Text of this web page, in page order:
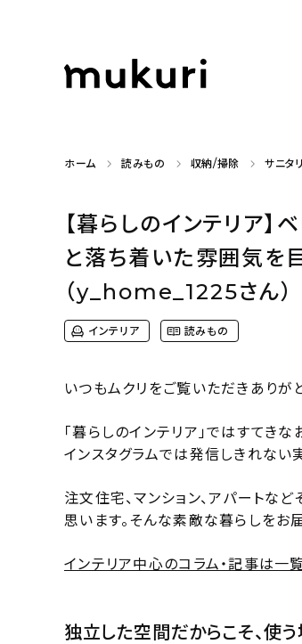
ホーム 読みもの 収納/掃除 サニタ
【暮らしのインテリア
と落ち着いた雰囲気を
（y_home_1225さん）
インテリア 読みもの
いつもムクリをご覧いただきありが
「暮らしのインテリア」ではすてき
インスタグラムでは発信しきれない
注文住宅、マンション、アパートな
思います。そんな素敵な暮らしをお
インテリア中心のコラム・記事は一
独立した空間だからこそ、使